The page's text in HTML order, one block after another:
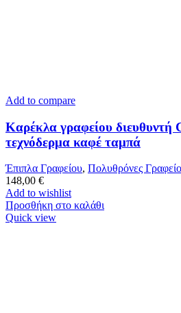
Add to compare
Καρέκλα γραφείου διευθυντή
τεχνόδερμα καφέ ταμπά
Έπιπλα Γραφείου, Πολυθρόνες
148,00 €
Add to wishlist
Προσθήκη στο καλάθι
Quick view